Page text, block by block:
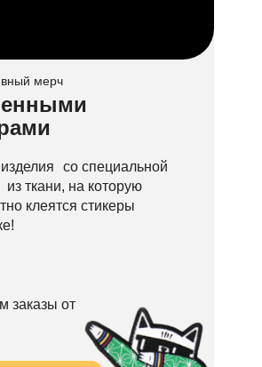
мерч
со специальной
из ткани, на которую
клеятся стикеры
заказы от